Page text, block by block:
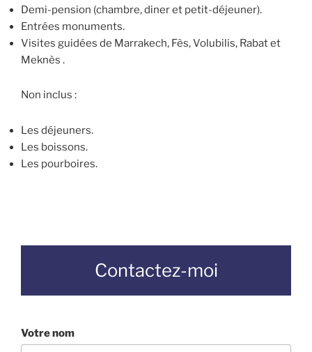
Demi-pension (chambre, diner et petit-déjeuner).
Entrées monuments.
Visites guidées de Marrakech, Fès, Volubilis, Rabat et
Meknès .
Non inclus :
Les déjeuners.
Les boissons.
Les pourboires.
Contactez-moi
Votre nom